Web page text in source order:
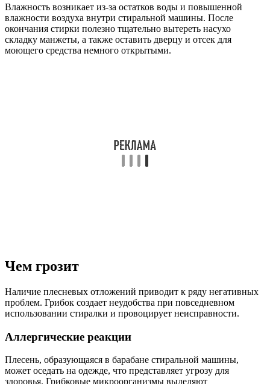
Влажность возникает из-за остатков воды и повышенной
влажности воздуха внутри стиральной машины. После
окончания стирки полезно тщательно вытереть насухо
складку манжеты, а также оставить дверцу и отсек для
моющего средства немного открытыми.
Чем грозит
Наличие плесневых отложений приводит к ряду негативных
проблем. Грибок создает неудобства при повседневном
использовании стиралки и провоцирует неисправности.
Аллергические реакции
Плесень, образующаяся в барабане стиральной машины,
может оседать на одежде, что представляет угрозу для
здоровья. Грибковые микроорганизмы выделяют